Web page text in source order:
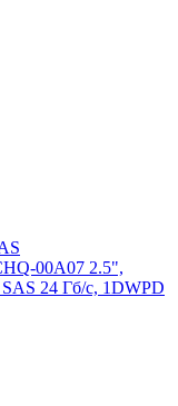
00A07 2.5",
24 Гб/с, 1DWPD